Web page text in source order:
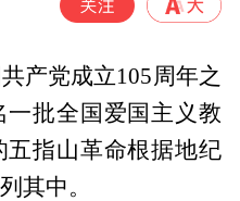
产党成立105周年之
一批全国爱国主义教
指山革命根据地纪
其中。